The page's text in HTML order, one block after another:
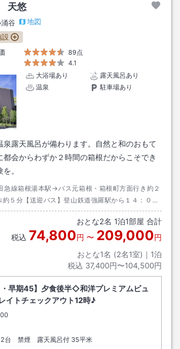
天悠
谷
地図
89点
4.1
大浴場あり
露天風呂あり
温泉
駐車場あり
泉露天風呂が備わります。自然と和のおもて
都会からわずか２時間の箱根だからこそでき
。
急線箱根湯本駅→バス元箱根・箱根町方面行き約２
５分【送迎バス】登山鉄道強羅駅から１４：００
間隔で巡回シャトルバスあり（予約不要）
おとな2名 1泊1部屋 合計
税込 74,800円 〜 209,000円
おとな1名 (2名1室)｜ 1泊
税込 37,400円〜104,500円
・早期45】夕食後半◇和洋プレミアムビュ
イトチェックアウト12時♪
ックアウト
台 禁煙 露天風呂付 35平米